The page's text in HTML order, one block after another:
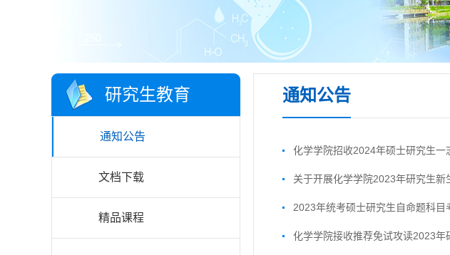
研究生教育
通知公告
文档下载
精品课程
通知公告
化学学院招收2024年硕士研究生一
关于开展化学学院2023年研究生新
2023年统考硕士研究生自命题科目
化学学院接收推荐免试攻读2023